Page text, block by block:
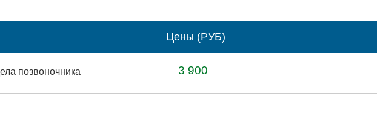
Цены (РУБ)
позвоночника 3 900